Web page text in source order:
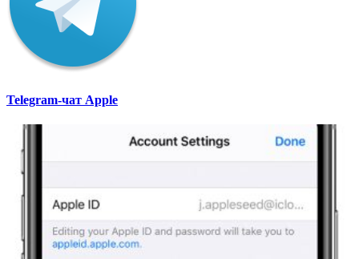
Telegram-чат Apple